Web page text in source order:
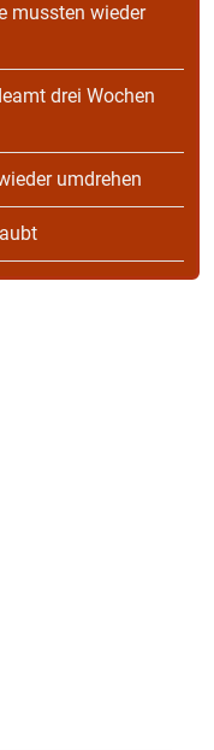
mussten wieder
drei Wochen
umdrehen